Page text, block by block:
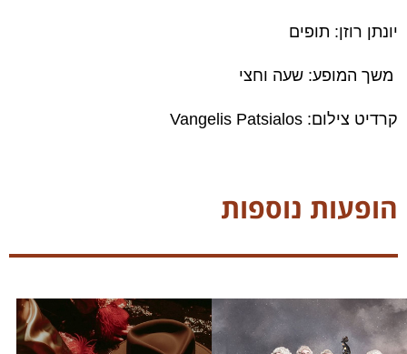
יונתן רוזן: תופים
משך המופע: שעה וחצי
קרדיט צילום: Vangelis Patsialos
הופעות נוספות